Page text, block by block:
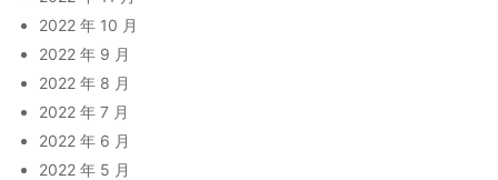
2022 年 10 月
2022 年 9 月
2022 年 8 月
2022 年 7 月
2022 年 6 月
2022 年 5 月